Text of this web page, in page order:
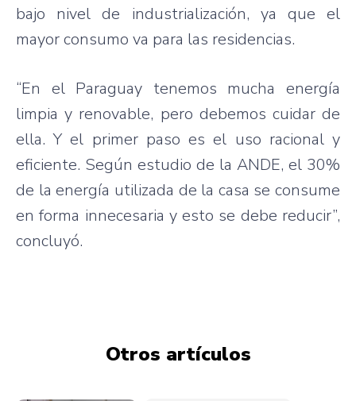
bajo nivel de industrialización, ya que el
mayor consumo va para las residencias.
“En el Paraguay tenemos mucha energía
limpia y renovable, pero debemos cuidar de
ella. Y el primer paso es el uso racional y
eficiente. Según estudio de la ANDE, el 30%
de la energía utilizada de la casa se consume
en forma innecesaria y esto se debe reducir”,
concluyó.
Otros artículos